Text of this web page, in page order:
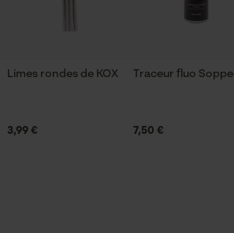
Limes rondes de KOX
3,99 €
Traceur fluo
7,50 €
Vidéos YouTube
Prise de contact par chat